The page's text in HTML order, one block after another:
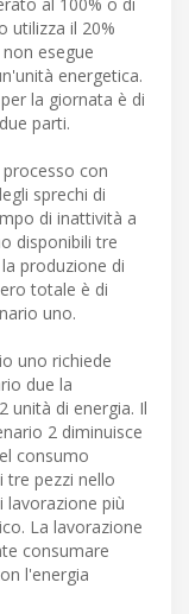
utilizza il 20%
esegue
energetica.
la giornata è di
parti.
con
sprechi di
di inattività a
disponibili tre
produzione di
totale è di
uno.
uno richiede
due la
unità di energia. Il
2 diminuisce
consumo
tre pezzi nello
lavorazione più
La lavorazione
consumare
l'energia